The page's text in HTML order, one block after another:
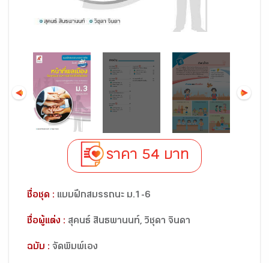
ราคา 54 บาท
ชื่อชุด : แบบฝึกสมรรถนะ ม.1-6
ชื่อผู้แต่ง : สุคนธ์ สินธพานนท์, วิชุดา จินดา
ฉบับ : จัดพิมพ์เอง